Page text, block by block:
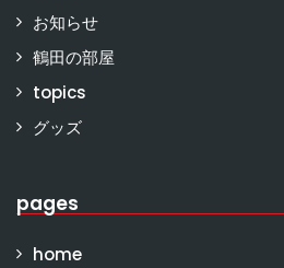
お知らせ
鶴田の部屋
topics
グッズ
pages
home